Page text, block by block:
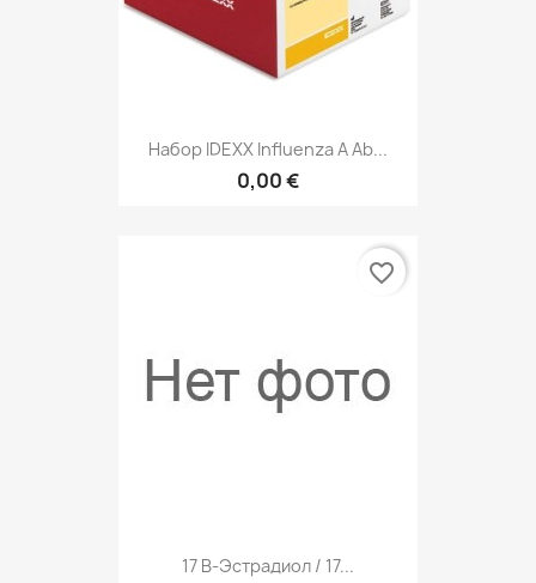
Набор IDEXX Influenza A Ab...
0,00 €
17 B-Эстрадиол / 17...
favorite_border